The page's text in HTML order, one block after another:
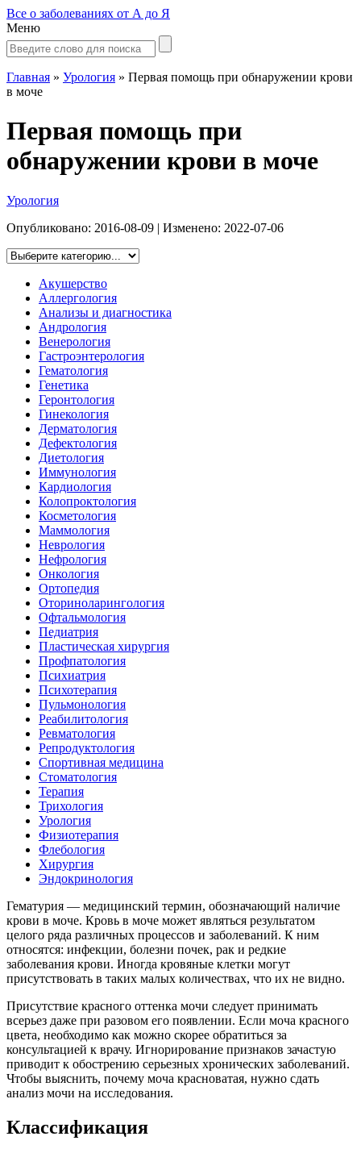
Все о заболеваниях от А до Я
Меню
Главная » Урология » Первая помощь при обнаружении крови
в моче
Первая помощь при
обнаружении крови в моче
Урология
Опубликовано: 2016-08-09 | Изменено: 2022-07-06
Акушерство
Аллергология
Анализы и диагностика
Андрология
Венерология
Гастроэнтерология
Гематология
Генетика
Геронтология
Гинекология
Дерматология
Дефектология
Диетология
Иммунология
Кардиология
Колопроктология
Косметология
Маммология
Неврология
Нефрология
Онкология
Ортопедия
Оториноларингология
Офтальмология
Педиатрия
Пластическая хирургия
Профпатология
Психиатрия
Психотерапия
Пульмонология
Реабилитология
Ревматология
Репродуктология
Спортивная медицина
Стоматология
Терапия
Трихология
Урология
Физиотерапия
Флебология
Хирургия
Эндокринология
Гематурия — медицинский термин, обозначающий наличие
крови в моче. Кровь в моче может являться результатом
целого ряда различных процессов и заболеваний. К ним
относятся: инфекции, болезни почек, рак и редкие
заболевания крови. Иногда кровяные клетки могут
присутствовать в таких малых количествах, что их не видно.
Присутствие красного оттенка мочи следует принимать
всерьез даже при разовом его появлении. Если моча красного
цвета, необходимо как можно скорее обратиться за
консультацией к врачу. Игнорирование признаков зачастую
приводит к обострению серьезных хронических заболеваний.
Чтобы выяснить, почему моча красноватая, нужно сдать
анализ мочи на исследования.
Классификация